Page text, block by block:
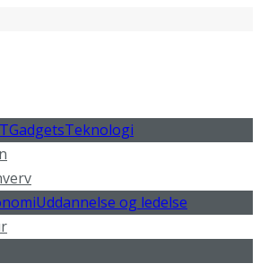
GadgetsTeknologi
Uddannelse og ledelse